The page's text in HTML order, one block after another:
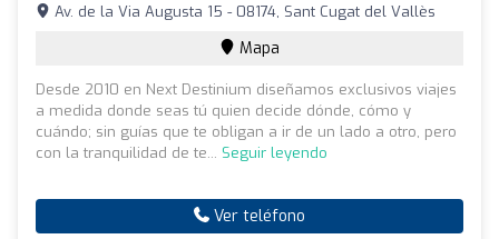
Av. de la Via Augusta 15 - 08174, Sant Cugat del Vallès
Mapa
Desde 2010 en Next Destinium diseñamos exclusivos viajes
a medida donde seas tú quien decide dónde, cómo y
cuándo; sin guías que te obligan a ir de un lado a otro, pero
con la tranquilidad de te... Seguir leyendo
Ver teléfono